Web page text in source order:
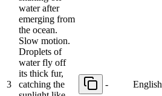
3
water after
emerging from
the ocean.
Slow motion.
Droplets of
water fly off
its thick fur,
catching the
- English